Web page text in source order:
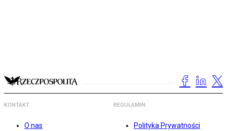
KONTAKT
O nas
REGULAMIN
Polityka Prywatności